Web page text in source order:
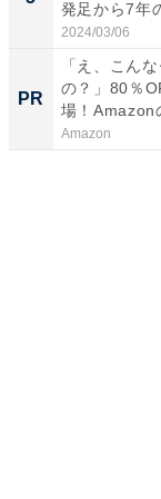
発足から7年
2024/03/06
PR
「え、こん
の？」80％
場！Amazon
Amazon